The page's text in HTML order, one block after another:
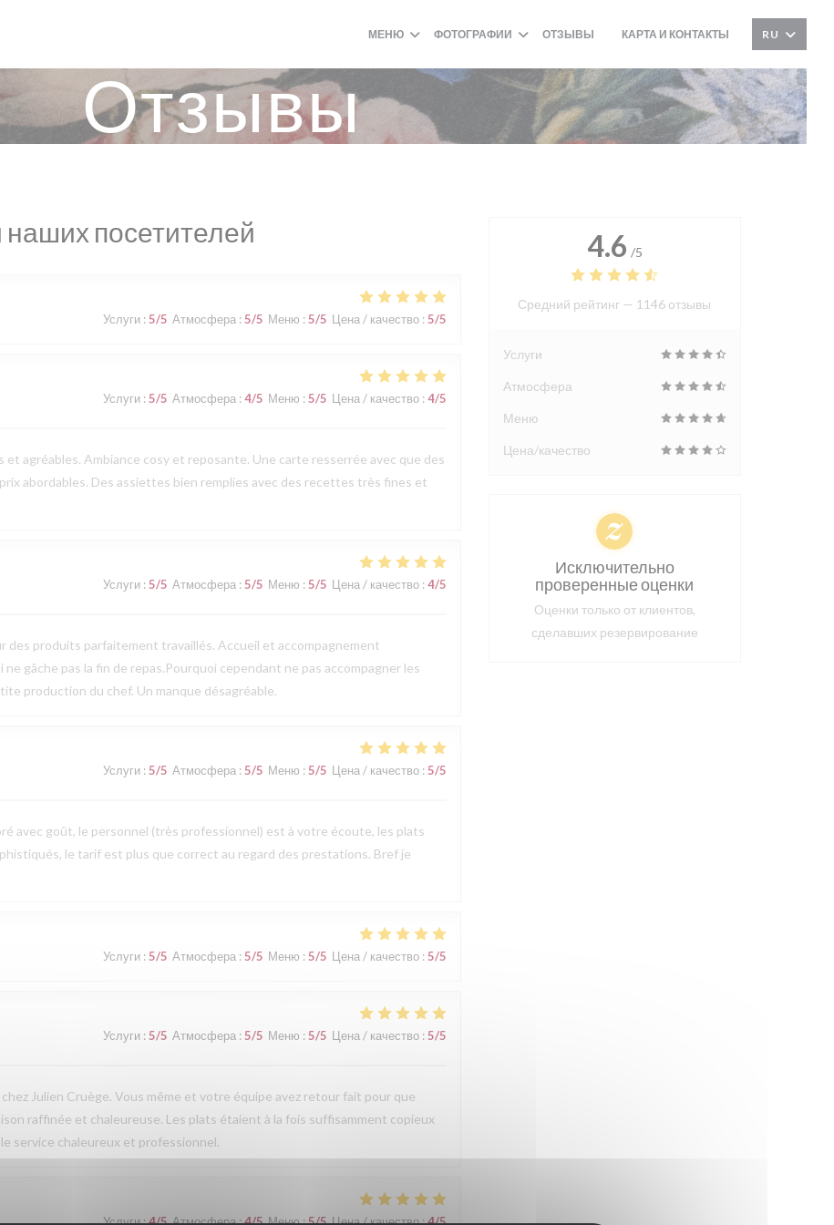
МЕНЮ ФОТОГРАФИИ ОТЗЫВЫ
((ОТКРЫВАЕТСЯ В НОВОМ ОКНЕ))
КАРТА И КОНТАКТЫ RU
Отзывы
посетителей
Услуги: 5/5 Атмосфера : 5/5 Меню : 5/5 Цена / качество: 5/5
Услуги: 5/5 Атмосфера : 4/5 Меню : 5/5 Цена / качество: 4/5
agréables. Ambiance cosy et reposante. Une carte resserrée avec que des
abordables. Des assiettes bien remplies avec des recettes très fines et
Услуги: 5/5 Атмосфера : 5/5 Меню : 5/5 Цена / качество: 4/5
des produits parfaitement travaillés. Accueil et accompagnement
gâche pas la fin de repas.Pourquoi cependant ne pas accompagner les
production du chef. Un manque désagréable.
Услуги: 5/5 Атмосфера : 5/5 Меню : 5/5 Цена / качество: 5/5
avec goût, le personnel (très professionnel) est à votre écoute, les plats
le tarif est plus que correct au regard des prestations. Bref je
Услуги: 5/5 Атмосфера : 5/5 Меню : 5/5 Цена / качество: 5/5
Услуги: 5/5 Атмосфера : 5/5 Меню : 5/5 Цена / качество: 5/5
Julien Cruège. Vous même et votre équipe avez retour fait pour que
raffinée et chaleureuse. Les plats étaient à la fois suffisamment copieux
service chaleureux et professionnel.
Услуги:4/5 Атмосфера:4/5 Меню:5/5 Цена / качество:4/5
4.6 /5
Средний рейтинг — 1146 отзывы
Услуги
Атмосфера
Меню
Цена/качество
Исключительно
проверенные оценки
Оценки только от клиентов,
сделавших резервирование